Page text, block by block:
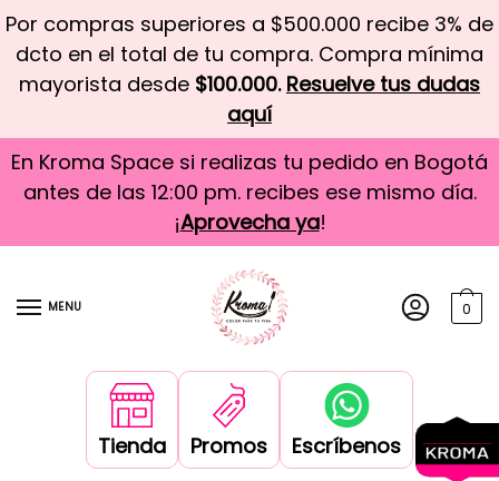
Por compras superiores a $500.000 recibe 3% de
dcto en el total de tu compra. Compra mínima
mayorista desde $100.000. Resuelve tus dudas
aquí
En Kroma Space si realizas tu pedido en Bogotá
antes de las 12:00 pm. recibes ese mismo día.
¡Aprovecha ya!
MENU 0
Tienda Promos Escríbenos